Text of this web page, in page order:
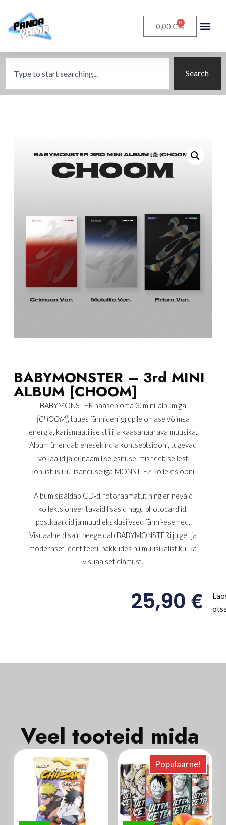
0,00 € 0
Search
BABYMONSTER – 3rd MINI
ALBUM [CHOOM]
BABYMONSTER naaseb oma 3. mini-albumiga
[CHOOM], tuues fännideni grupile omase võimsa
energia, karismaatilise stiili ja kaasahaarava muusika.
Album ühendab enesekindla kontseptsiooni, tugevad
vokaalid ja dünaamilise esituse, mis teeb sellest
kohustusliku lisanduse iga MONSTIEZ kollektsiooni.
Album sisaldab CD-d, fotoraamatut ning erinevaid
kollektsioneeritavaid lisasid nagu photocard’id,
postkaardid ja muud eksklusiivsed fänni-esemed.
Visuaalne disain peegeldab BABYMONSTERi julget ja
modernset identiteeti, pakkudes nii muusikalist kui ka
visuaalset elamust.
25,90€
Veel tooteid mida
Populaarne!